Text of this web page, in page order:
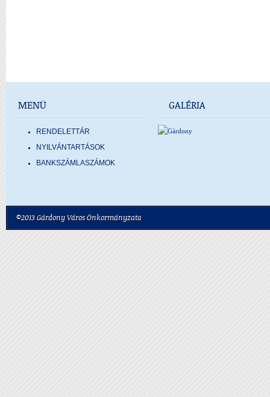
MENÜ
RENDELETTÁR
NYILVÁNTARTÁSOK
BANKSZÁMLASZÁMOK
GALÉRIA
©2013 Gárdony Város Önkormányzata